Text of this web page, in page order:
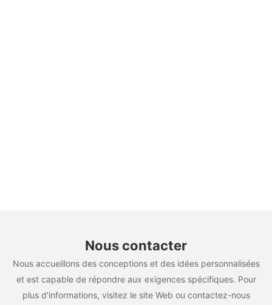
Nous contacter
Nous accueillons des conceptions et des idées personnalisées
et est capable de répondre aux exigences spécifiques. Pour
plus d'informations, visitez le site Web ou contactez-nous